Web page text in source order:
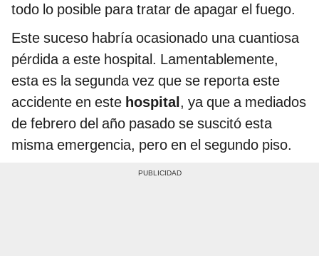
todo lo posible para tratar de apagar el fuego.
Este suceso habría ocasionado una cuantiosa
pérdida a este hospital. Lamentablemente,
esta es la segunda vez que se reporta este
accidente en este hospital, ya que a mediados
de febrero del año pasado se suscitó esta
misma emergencia, pero en el segundo piso.